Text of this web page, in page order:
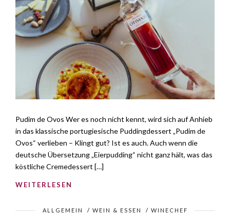
Pudim de Ovos Wer es noch nicht kennt, wird sich auf Anhieb
in das klassische portugiesische Puddingdessert „Pudim de
Ovos“ verlieben – Klingt gut? Ist es auch. Auch wenn die
deutsche Übersetzung „Eierpudding“ nicht ganz hält, was das
köstliche Cremedessert […]
WEITERLESEN
ALLGEMEIN / WEIN & ESSEN / WINECHEF